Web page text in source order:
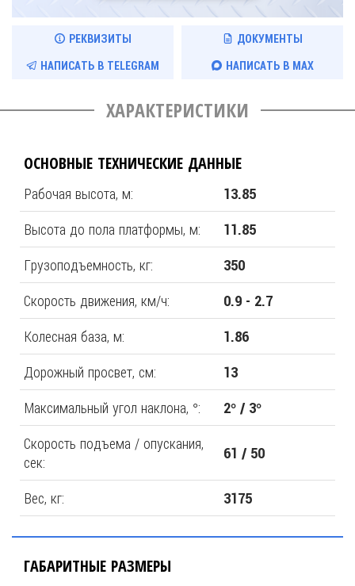
РЕКВИЗИТЫ ДОКУМЕНТЫ
НАПИСАТЬ В TELEGRAM НАПИСАТЬ В MAX
ХАРАКТЕРИСТИКИ
ОСНОВНЫЕ ТЕХНИЧЕСКИЕ ДАННЫЕ
Рабочая высота, м: 13.85
Высота до пола платформы, м: 11.85
Грузоподъемность, кг: 350
Скорость движения, км/ч: 0.9 - 2.7
Колесная база, м: 1.86
Дорожный просвет, см: 13
Максимальный угол наклона, °: 2° / 3°
Скорость подъема / опускания,
сек:
61 / 50
Вес, кг: 3175
ГАБАРИТНЫЕ РАЗМЕРЫ